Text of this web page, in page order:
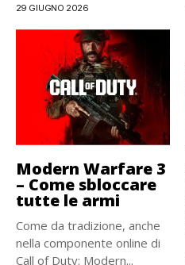
29 GIUGNO 2026
Modern Warfare 3
– Come sbloccare
tutte le armi
Come da tradizione, anche
nella componente online di
Call of Duty: Modern...